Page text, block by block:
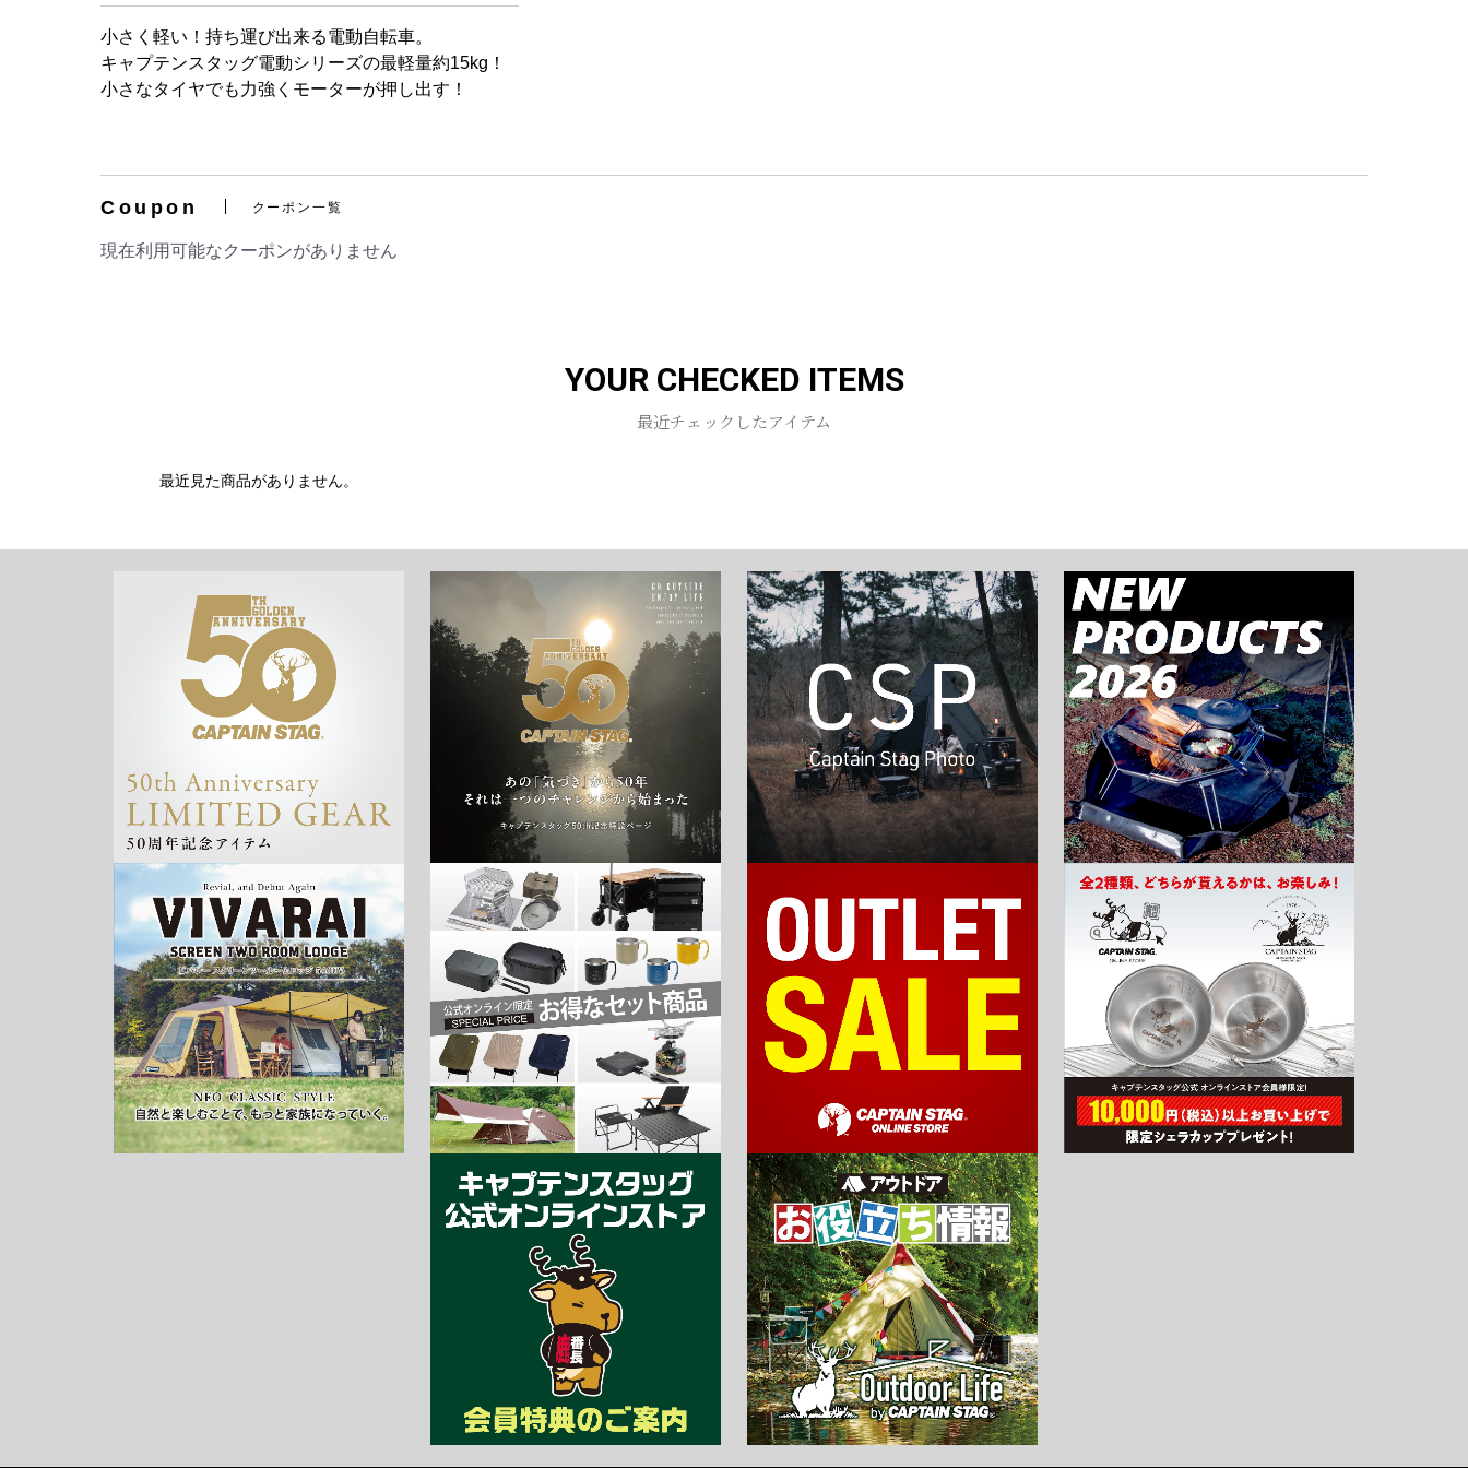
小さく軽い！持ち運び出来る電動自転車。
キャプテンスタッグ電動シリーズの最軽量約15kg！
小さなタイヤでも力強くモーターが押し出す！
Coupon クーポン一覧
現在利用可能なクーポンがありません
YOUR CHECKED ITEMS
最近チェックしたアイテム
最近見た商品がありません。